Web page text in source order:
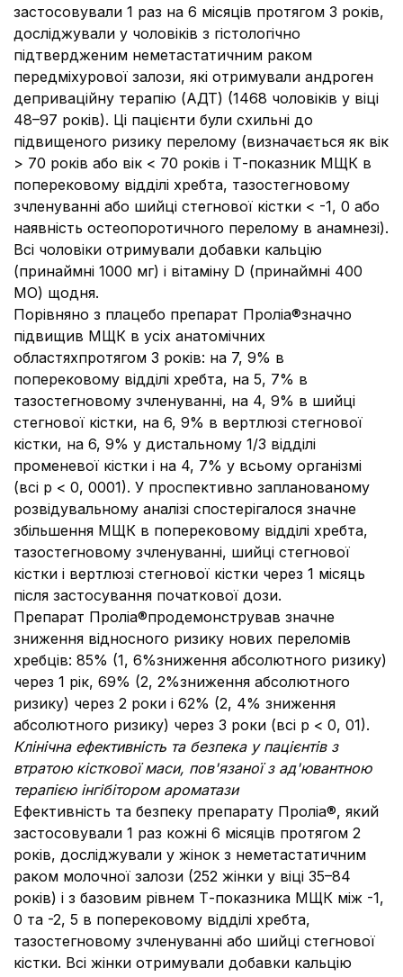
застосовували 1 раз на 6 місяців протягом 3 років,
досліджували у чоловіків з гістологічно
підтвердженим неметастатичним раком
передміхурової залози, які отримували андроген
деприваційну терапію (АДТ) (1468 чоловіків у віці
48–97 років). Ці пацієнти були схильні до
підвищеного ризику перелому (визначається як вік
> 70 років або вік < 70 років і Т-показник МЩК в
поперековому відділі хребта, тазостегновому
зчленуванні або шийці стегнової кістки < -1, 0 або
наявність остеопоротичного перелому в анамнезі).
Всі чоловіки отримували добавки кальцію
(принаймні 1000 мг) і вітаміну D (принаймні 400
МО) щодня.
Порівняно з плацебо препарат Проліа®значно
підвищив МЩК в усіх анатомічних
областяхпротягом 3 років: на 7, 9% в
поперековому відділі хребта, на 5, 7% в
тазостегновому зчленуванні, на 4, 9% в шийці
стегнової кістки, на 6, 9% в вертлюзі стегнової
кістки, на 6, 9% у дистальному 1/3 відділі
променевої кістки і на 4, 7% у всьому організмі
(всі р < 0, 0001). У проспективно запланованому
розвідувальному аналізі спостерігалося значне
збільшення МЩК в поперековому відділі хребта,
тазостегновому зчленуванні, шийці стегнової
кістки і вертлюзі стегнової кістки через 1 місяць
після застосування початкової дози.
Препарат Проліа®продемонстрував значне
зниження відносного ризику нових переломів
хребців: 85% (1, 6%зниження абсолютного ризику)
через 1 рік, 69% (2, 2%зниження абсолютного
ризику) через 2 роки і 62% (2, 4% зниження
абсолютного ризику) через 3 роки (всі р < 0, 01).
Клінічна ефективність та безпека у пацієнтів з
втратою кісткової маси, пов'язаної з ад'ювантною
терапією інгібітором ароматази
Ефективність та безпеку препарату Проліа®, який
застосовували 1 раз кожні 6 місяців протягом 2
років, досліджували у жінок з неметастатичним
раком молочної залози (252 жінки у віці 35–84
років) і з базовим рівнем Т-показника МЩК між -1,
0 та -2, 5 в поперековому відділі хребта,
тазостегновому зчленуванні або шийці стегнової
кістки. Всі жінки отримували добавки кальцію